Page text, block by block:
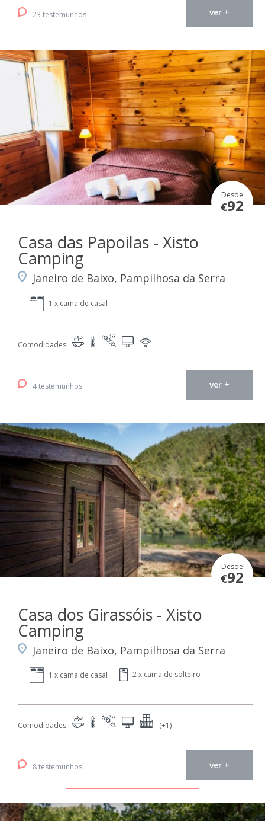
23 testemunhos ver +
Desde
€92
Casa das Papoilas - Xisto
Camping
Janeiro de Baixo, Pampilhosa da Serra
1 x cama de casal
Comodidades
4 testemunhos ver +
Desde
€92
Casa dos Girassóis - Xisto
Camping
Janeiro de Baixo, Pampilhosa da Serra
1 x cama de casal 2 x cama de solteiro
Comodidades (+1)
8 testemunhos ver +